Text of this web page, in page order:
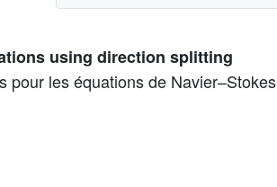
using direction splitting
pour les équations de Navier–Stokes